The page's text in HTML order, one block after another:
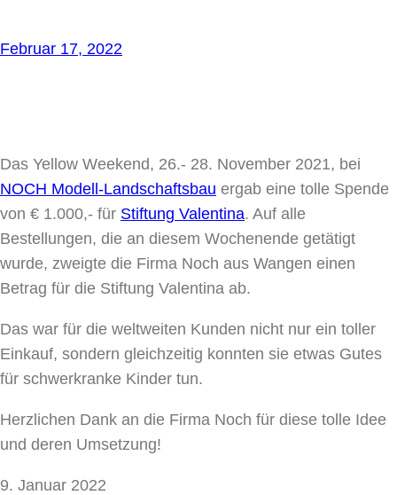
Februar 17, 2022
Das Yellow Weekend, 26.- 28. November 2021, bei
NOCH Modell-Landschaftsbau ergab eine tolle Spende
von € 1.000,- für Stiftung Valentina. Auf alle
Bestellungen, die an diesem Wochenende getätigt
wurde, zweigte die Firma Noch aus Wangen einen
Betrag für die Stiftung Valentina ab.
Das war für die weltweiten Kunden nicht nur ein toller
Einkauf, sondern gleichzeitig konnten sie etwas Gutes
für schwerkranke Kinder tun.
Herzlichen Dank an die Firma Noch für diese tolle Idee
und deren Umsetzung!
9. Januar 2022